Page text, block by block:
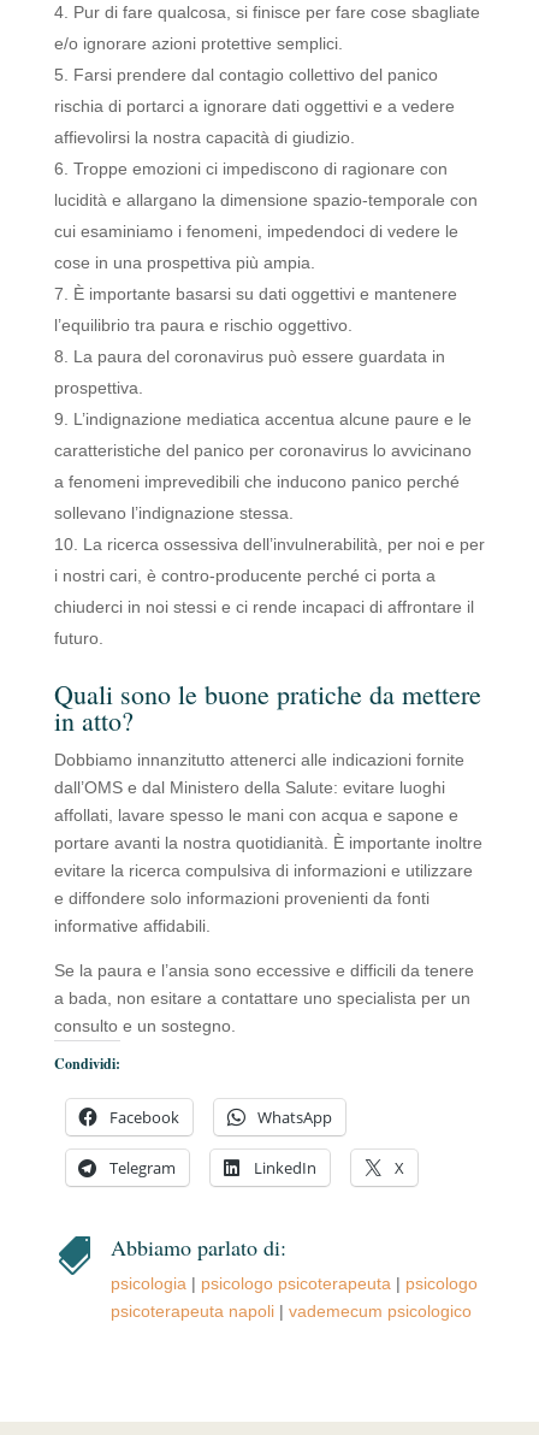
Pur di fare qualcosa, si finisce per fare cose sbagliate
e/o ignorare azioni protettive semplici.
Farsi prendere dal contagio collettivo del panico
rischia di portarci a ignorare dati oggettivi e a vedere
affievolirsi la nostra capacità di giudizio.
Troppe emozioni ci impediscono di ragionare con
lucidità e allargano la dimensione spazio-temporale con
cui esaminiamo i fenomeni, impedendoci di vedere le
cose in una prospettiva più ampia.
È importante basarsi su dati oggettivi e mantenere
l’equilibrio tra paura e rischio oggettivo.
La paura del coronavirus può essere guardata in
prospettiva.
L’indignazione mediatica accentua alcune paure e le
caratteristiche del panico per coronavirus lo avvicinano
a fenomeni imprevedibili che inducono panico perché
sollevano l’indignazione stessa.
La ricerca ossessiva dell’invulnerabilità, per noi e per
i nostri cari, è contro-producente perché ci porta a
chiuderci in noi stessi e ci rende incapaci di affrontare il
futuro.
Quali sono le buone pratiche da mettere
in atto?
Dobbiamo innanzitutto attenerci alle indicazioni fornite
dall’OMS e dal Ministero della Salute: evitare luoghi
affollati, lavare spesso le mani con acqua e sapone e
portare avanti la nostra quotidianità. È importante inoltre
evitare la ricerca compulsiva di informazioni e utilizzare
e diffondere solo informazioni provenienti da fonti
informative affidabili.
Se la paura e l’ansia sono eccessive e difficili da tenere
a bada, non esitare a contattare uno specialista per un
consulto e un sostegno.
Condividi:
Facebook WhatsApp
Telegram LinkedIn X
 Abbiamo parlato di:
psicologia | psicologo psicoterapeuta | psicologo
psicoterapeuta napoli| vademecum psicologico